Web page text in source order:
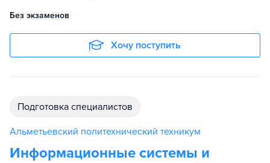
Без экзаменов
Хочу поступить
подготовка специалистов
Альметьевский политехнический техникум
Информационные системы и